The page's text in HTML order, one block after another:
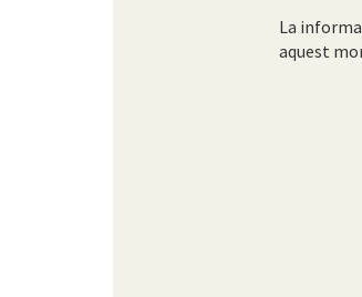
La
aquest